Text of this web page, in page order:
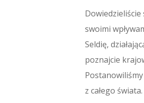
swoimi
Seldię,
poznajcie
z całego